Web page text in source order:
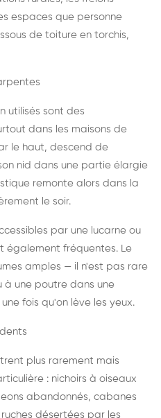
espaces que personne
de toiture en torchis,
utilisés sont des
dans les maisons de
le haut, descend de
nid dans une partie élargie
remonte alors dans la
le soir.
par une lucarne ou
également fréquentes. Le
amples — il n'est pas rare
à une poutre dans une
fois qu'on lève les yeux.
plus rarement mais
: nichoirs à oiseaux
abandonnés, cabanes
désertées par les